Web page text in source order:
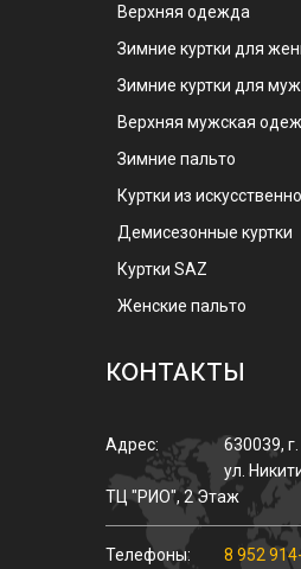
Верхняя одежда
Зимние куртки для
Зимние куртки для
Верхняя мужская
Зимние пальто
Куртки из
Демисезонные куртки
Куртки SAZ
Женские пальто
КОНТАКТЫ
Адрес: 630039, г.
ул.
ТЦ "РИО", 2 Этаж
Телефоны: 8 952